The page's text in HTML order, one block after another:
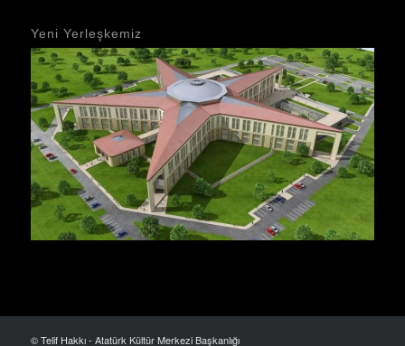
Yeni Yerleşkemiz
© Telif Hakkı - Atatürk Kültür Merkezi Başkanlığı